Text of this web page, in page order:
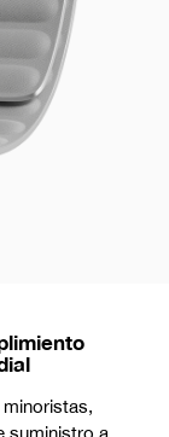
suministro a